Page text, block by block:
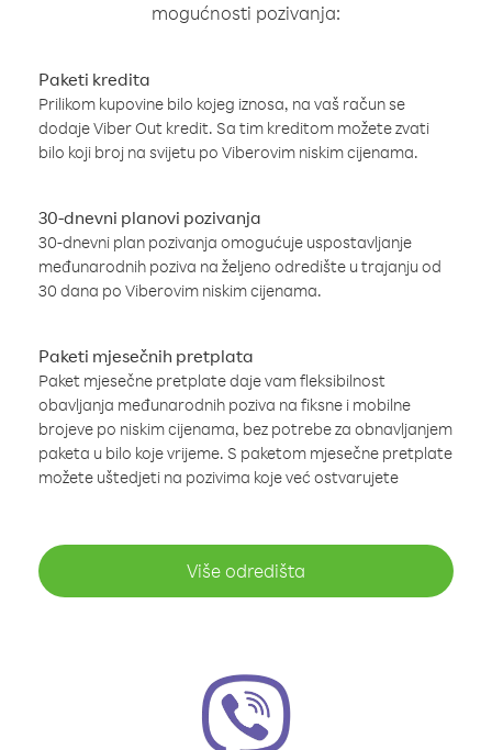
mogućnosti pozivanja:
Paketi kredita
Prilikom kupovine bilo kojeg iznosa, na vaš račun se
dodaje Viber Out kredit. Sa tim kreditom možete zvati
bilo koji broj na svijetu po Viberovim niskim cijenama.
30-dnevni planovi pozivanja
30-dnevni plan pozivanja omogućuje uspostavljanje
međunarodnih poziva na željeno odredište u trajanju od
30 dana po Viberovim niskim cijenama.
Paketi mjesečnih pretplata
Paket mjesečne pretplate daje vam fleksibilnost
obavljanja međunarodnih poziva na fiksne i mobilne
brojeve po niskim cijenama, bez potrebe za obnavljanjem
paketa u bilo koje vrijeme. S paketom mjesečne pretplate
možete uštedjeti na pozivima koje već ostvarujete
Više odredišta